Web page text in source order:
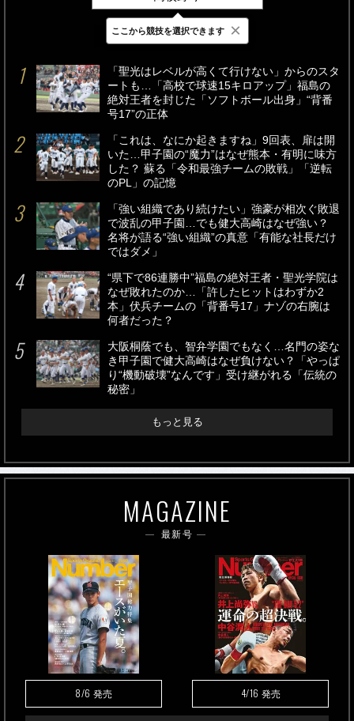
最新 24時間 週間
「聖光はレベルが高くて行けない」からのスタ
ートも…「高校で球速15キロアップ」福島の
絶対王者を封じた「ソフトボール出身」“背番
号17”の正体
「これは、なにか起きますね」9回表、扉は開
いた…甲子園の“魔力”はなぜ熊本・有明に味方
した？ 蘇る「令和最強チームの敗戦」「逆転
のPL」の記憶
「強い組織であり続けたい」強豪が相次ぐ敗退
で波乱の甲子園…でも健大高崎はなぜ強い？
名将が語る“強い組織”の真意「有能な社長だけ
ではダメ」
“県下で86連勝中”福島の絶対王者・聖光学院は
なぜ敗れたのか…「許したヒットはわずか2
本」伏兵チームの「背番号17」ナゾの右腕は
何者だった？
大阪桐蔭でも、智弁学園でもなく…名門の姿な
き甲子園で健大高崎はなぜ負けない？「やっぱ
り“機動破壊”なんです」受け継がれる「伝統の
秘密」
もっと見る
MAGAZINE
最新号
8/6 発売 4/16 発売
ここから競技を選択できます ×